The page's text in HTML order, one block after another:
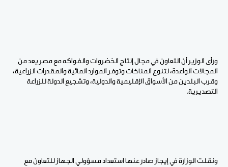
ورأى الوزير أن التعاون في مجال إنتاج الخضروات والفواكه مع مصر يعد من
المجالات الواعدة، لتنوع المناخات وتوفر الموارد المائية والمقدرات الزراعية،
وقرب البلدين من الأسواق الإقليمية والدولية، وتشجيع الدولة للزراعة
التصديرية.
ونقلت الوزارة في إيجاز صادر عنها استعداد مسؤولي الجهاز للتعاون مع